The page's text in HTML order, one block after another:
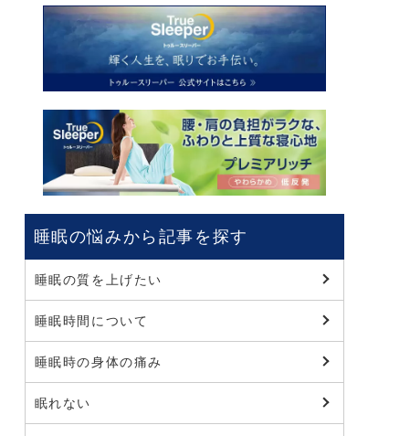
睡眠の悩みから記事を探す
睡眠の質を上げたい
睡眠時間について
睡眠時の身体の痛み
眠れない